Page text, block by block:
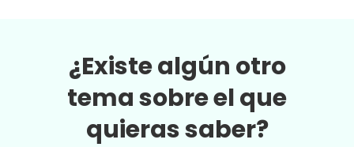
¿Existe algún otro
tema sobre el que
quieras saber?